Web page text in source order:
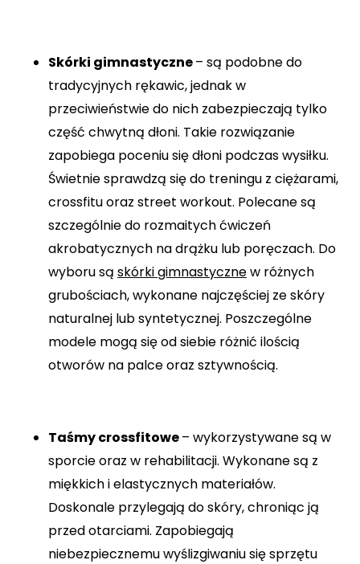
Skórki gimnastyczne– są podobne do
tradycyjnych rękawic, jednak w
przeciwieństwie do nich zabezpieczają tylko
część chwytną dłoni. Takie rozwiązanie
zapobiega poceniu się dłoni podczas wysiłku.
Świetnie sprawdzą się do treningu z ciężarami,
crossfitu oraz street workout. Polecane są
szczególnie do rozmaitych ćwiczeń
akrobatycznych na drążku lub poręczach. Do
wyboru są skórki gimnastycznew różnych
grubościach, wykonane najczęściej ze skóry
naturalnej lub syntetycznej. Poszczególne
modele mogą się od siebie różnić ilością
otworów na palce oraz sztywnością.
Taśmy crossfitowe– wykorzystywane są w
sporcie oraz w rehabilitacji. Wykonane są z
miękkich i elastycznych materiałów.
Doskonale przylegają do skóry, chroniąc ją
przed otarciami. Zapobiegają
niebezpiecznemu wyślizgiwaniu się sprzętu